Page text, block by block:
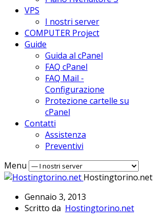
VPS
I nostri server
COMPUTER Project
Guide
Guida al cPanel
FAQ cPanel
FAQ Mail -
Configurazione
Protezione cartelle su
cPanel
Contatti
Assistenza
Preventivi
Menu
Hostingtorino.net
Gennaio 3, 2013
Scritto da Hostingtorino.net